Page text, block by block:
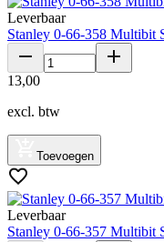
Leverbaar
Stanley 0-66-358 Multibit
13,00
excl. btw
Toevoegen
Leverbaar
Stanley 0-66-357 Multibit